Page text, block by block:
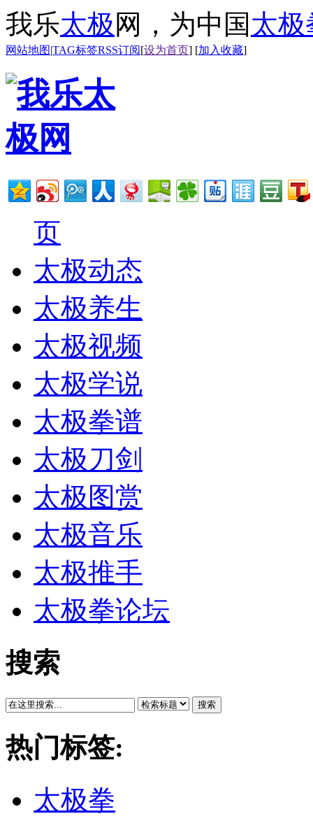
我乐太极 网，为中国太极
网站地图|TAG标签RSS订阅[设为首页] [加入收藏]
页
太极动态
太极养生
太极视频
太极学说
太极拳谱
太极刀剑
太极图赏
太极音乐
太极推手
太极拳论坛
搜索
搜索
热门标签:
太极拳